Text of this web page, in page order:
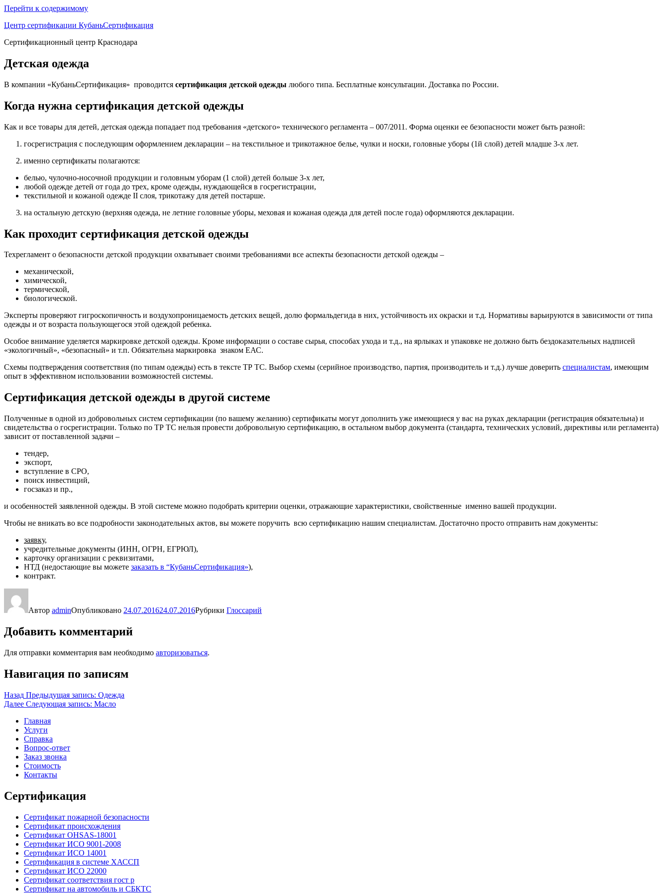
Перейти к содержимому
Центр сертификации КубаньСертификация
Сертификационный центр Краснодара
Детская одежда
В компании «КубаньСертификация» проводится сертификация детской одежды любого типа. Бесплатные консультации. Доставка по России.
Когда нужна сертификация детской одежды
Как и все товары для детей, детская одежда попадает под требования «детского» технического регламента – 007/2011. Форма оценки ее безопасности может быть разной:
госрегистрация с последующим оформлением декларации – на текстильное и трикотажное белье, чулки и носки, головные уборы (1й слой) детей младше 3-х лет.
именно сертификаты полагаются:
белью, чулочно-носочной продукции и головным уборам (1 слой) детей больше 3-х лет,
любой одежде детей от года до трех, кроме одежды, нуждающейся в госрегистрации,
текстильной и кожаной одежде II слоя, трикотажу для детей постарше.
на остальную детскую (верхняя одежда, не летние головные уборы, меховая и кожаная одежда для детей после года) оформляются декларации.
Как проходит сертификация детской одежды
Техрегламент о безопасности детской продукции охватывает своими требованиями все аспекты безопасности детской одежды –
механической,
химической,
термической,
биологической.
Эксперты проверяют гигроскопичность и воздухопроницаемость детских вещей, долю формальдегида в них, устойчивость их окраски и т.д. Нормативы варьируются в зависимости от типа
одежды и от возраста пользующегося этой одеждой ребенка.
Особое внимание уделяется маркировке детской одежды. Кроме информации о составе сырья, способах ухода и т.д., на ярлыках и упаковке не должно быть бездоказательных надписей
«экологичный», «безопасный» и т.п. Обязательна маркировка знаком ЕАС.
Схемы подтверждения соответствия (по типам одежды) есть в тексте ТР ТС. Выбор схемы (серийное производство, партия, производитель и т.д.) лучше доверить специалистам, имеющим
опыт в эффективном использовании возможностей системы.
Сертификация детской одежды в другой системе
Полученные в одной из добровольных систем сертификации (по вашему желанию) сертификаты могут дополнить уже имеющиеся у вас на руках декларации (регистрация обязательна) и
свидетельства о госрегистрации. Только по ТР ТС нельзя провести добровольную сертификацию, в остальном выбор документа (стандарта, технических условий, директивы или регламента)
зависит от поставленной задачи –
тендер,
экспорт,
вступление в СРО,
поиск инвестиций,
госзаказ и пр.,
и особенностей заявленной одежды. В этой системе можно подобрать критерии оценки, отражающие характеристики, свойственные именно вашей продукции.
Чтобы не вникать во все подробности законодательных актов, вы можете поручить всю сертификацию нашим специалистам. Достаточно просто отправить нам документы:
заявку,
учредительные документы (ИНН, ОГРН, ЕГРЮЛ),
карточку организации с реквизитами,
НТД (недостающие вы можете заказать в “КубаньСертификация»),
контракт.
Автор adminОпубликовано 24.07.201624.07.2016Рубрики Глоссарий
Добавить комментарий
Для отправки комментария вам необходимо авторизоваться.
Навигация по записям
Назад Предыдущая запись: Одежда
Далее Следующая запись: Масло
Главная
Услуги
Справка
Вопрос-ответ
Заказ звонка
Стоимость
Контакты
Сертификация
Сертификат пожарной безопасности
Сертификат происхождения
Сертификат OHSAS-18001
Сертификат ИСО 9001-2008
Сертификат ИСО 14001
Сертификация в системе ХАССП
Сертификат ИСО 22000
Сертификат соответствия гост р
Сертификат на автомобиль и СБКТС